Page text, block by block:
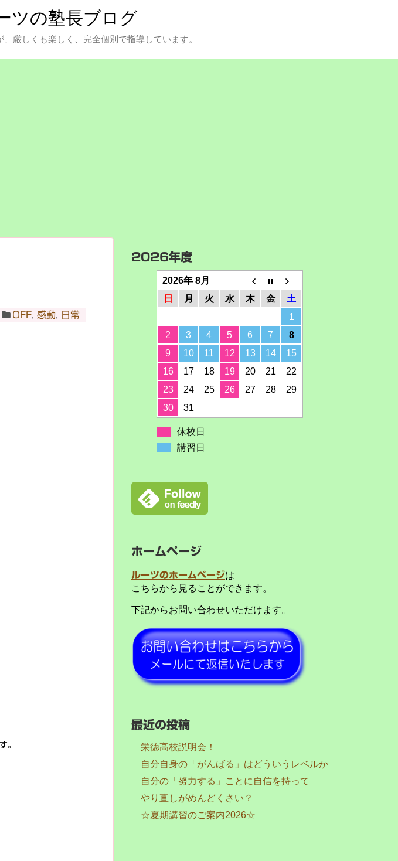
ツの塾長ブログ
厳しくも楽しく、完全個別で指導しています。
OFF, 感動 日常
。
2026年度
2026年 8月
日
月 火 水 木 金
土
1
2
3 4 5 6 7
8
9
10 11 12 13 14
15
16
17 18 19 20 21
22
23
24 25 26 27 28
29
30
31
休校日
講習日
ホームページ
ルーツのホームページは
こちらから見ることができます。
下記からお問い合わせいただけます。
最近の投稿
栄徳高校説明会！
自分自身の「がんばる」はどういうレベルか
自分の「努力する」ことに自信を持って
やり直しがめんどくさい？
☆夏期講習のご案内2026☆